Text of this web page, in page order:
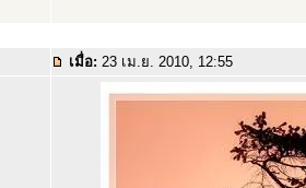
เมื่อ: 23 เม.ย. 2010, 12:55